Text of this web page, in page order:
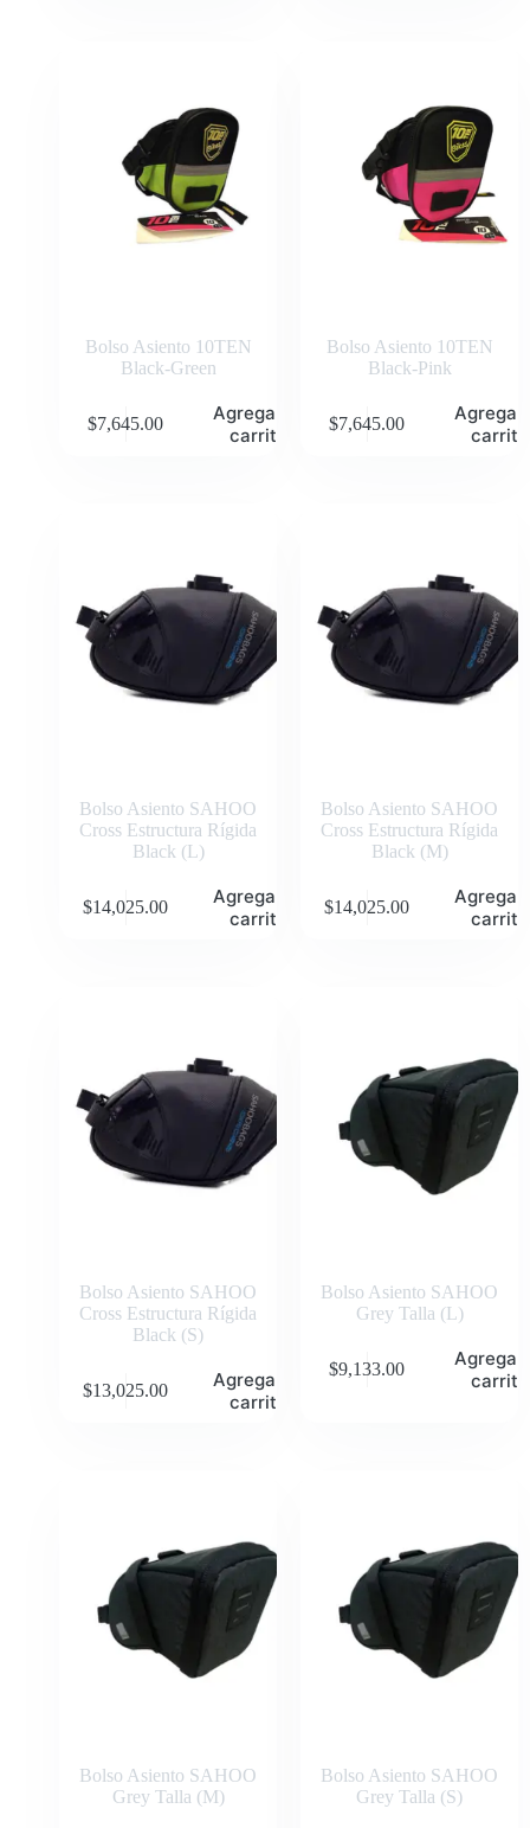
Bolso Asiento 10TEN
Black-Green
$7,645.00
Agregar al
carrito
Bolso Asiento 10TEN
Black-Pink
$7,645.00
Agregar
carrito
Bolso Asiento SAHOO
Cross Estructura Rígida
Black (L)
$14,025.00
Agregar al
carrito
Bolso Asiento SAHOO
Cross Estructura Rígida
Black (M)
$14,025.00
Agregar
carrito
Bolso Asiento SAHOO
Cross Estructura Rígida
Black (S)
$13,025.00
Agregar al
carrito
Bolso Asiento SAHOO
Grey Talla (L)
$9,133.00
Agregar
carrito
Bolso Asiento SAHOO
Grey Talla (M)
Bolso Asiento SAHOO
Grey Talla (S)